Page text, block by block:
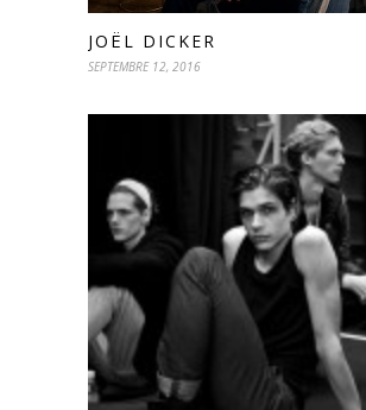
JOËL DICKER
SEPTEMBRE 12, 2016